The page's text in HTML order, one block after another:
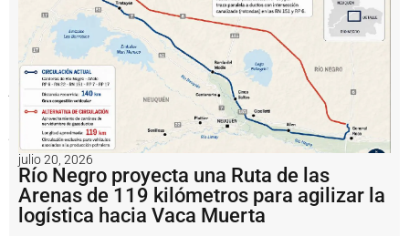
flexibilizar
régimen
de
tripulaciones
eliminar
aranceles
importar
embarcaciones.
Foto
Barcos
en
julio 20, 2026
Río Negro proyecta una Ruta de las
Arenas de 119 kilómetros para agilizar la
logística hacia Vaca Muerta